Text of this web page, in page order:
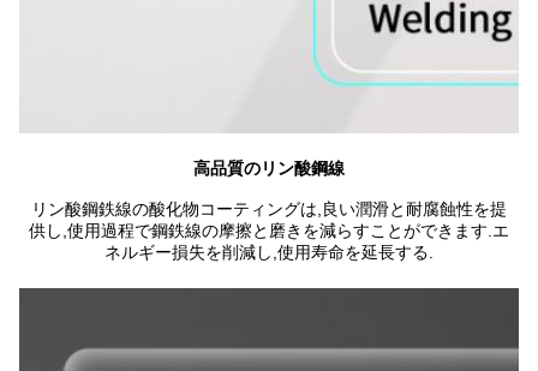
高品質のリン酸鋼線
リン酸鋼鉄線の酸化物コーティングは,良い潤滑と耐腐蝕性を提
供し,使用過程で鋼鉄線の摩擦と磨きを減らすことができます.エ
ネルギー損失を削減し,使用寿命を延長する.